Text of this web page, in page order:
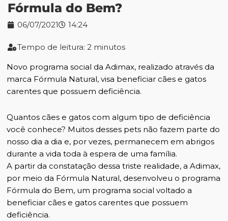
Fórmula do Bem?
06/07/2021 14:24
Tempo de leitura: 2 minutos
Novo programa social da Adimax, realizado através da
marca Fórmula Natural, visa beneficiar cães e gatos
carentes que possuem deficiência.
Quantos cães e gatos com algum tipo de deficiência
você conhece? Muitos desses pets não fazem parte do
nosso dia a dia e, por vezes, permanecem em abrigos
durante a vida toda à espera de uma família.
A partir da constatação dessa triste realidade, a Adimax,
por meio da Fórmula Natural, desenvolveu o programa
Fórmula do Bem, um programa social voltado a
beneficiar cães e gatos carentes que possuem
deficiência.